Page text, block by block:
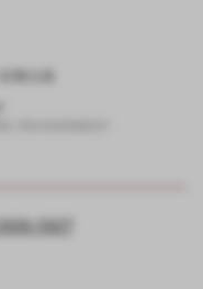
2027